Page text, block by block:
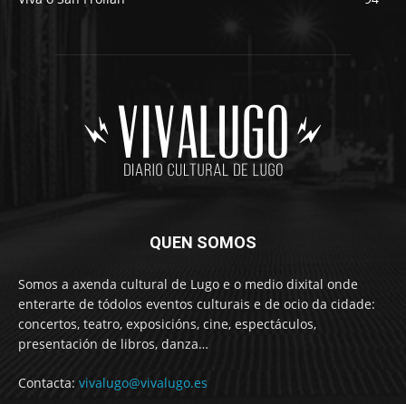
QUEN SOMOS
Somos a axenda cultural de Lugo e o medio dixital onde
enterarte de tódolos eventos culturais e de ocio da cidade:
concertos, teatro, exposicións, cine, espectáculos,
presentación de libros, danza…
Contacta: vivalugo@vivalugo.es